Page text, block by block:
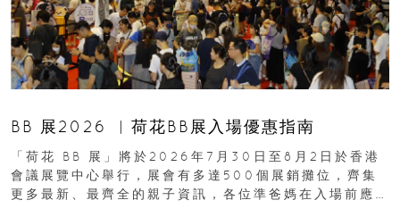
BB 展2026 ︳荷花BB展入場優惠指南
「荷花 BB 展」將於2026年7月30日至8月2日於香港
會議展覽中心舉行，展會有多達500個展銷攤位，齊集
更多最新、最齊全的親子資訊，各位準爸媽在入場前應